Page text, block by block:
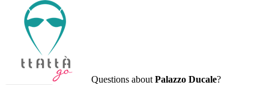
Questions about Palazzo Ducale?